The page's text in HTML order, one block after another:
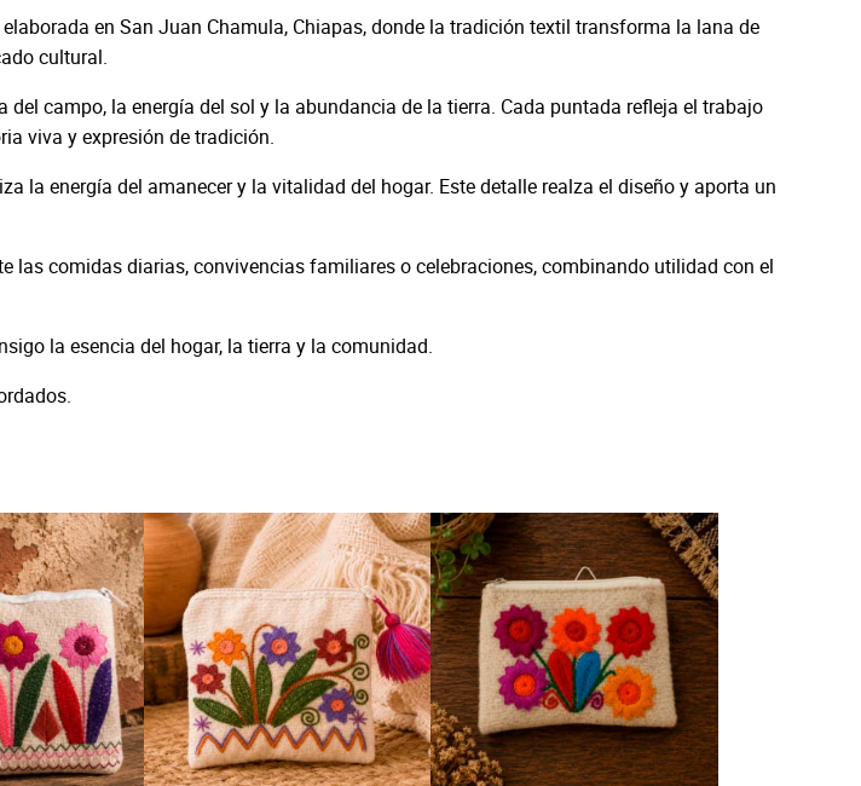
en San Juan Chamula, Chiapas, donde la tradición textil transforma la lana de
cultural.
campo, la energía del sol y la abundancia de la tierra. Cada puntada refleja el trabajo
viva y expresión de tradición.
la energía del amanecer y la vitalidad del hogar. Este detalle realza el diseño y aporta un
comidas diarias, convivencias familiares o celebraciones, combinando utilidad con el
la esencia del hogar, la tierra y la comunidad.